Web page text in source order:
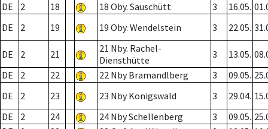
DE
2 18 18 Oby. Sauschütt 3 16.05.
DE
2 19 19 Oby. Wendelstein 3 22.05.
DE 2 21
21 Nby. Rachel-
Diensthütte
3 13.05.
DE
2 22 22 Nby Bramandlberg 3 09.05.
DE
2 23 23 Nby Königswald 3 29.04.
DE
2 24 24 Nby Schellenberg 3 09.05.